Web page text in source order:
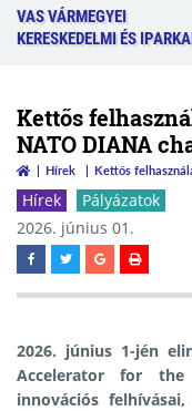
VAS VÁRMEGYEI
KERESKEDELMI ÉS
Kettős
NATO DIANA
Hírek Kettős
Hírek
Pályázatok
2026. június 01.
2026. június 1-jén
Accelerator for
innovációs